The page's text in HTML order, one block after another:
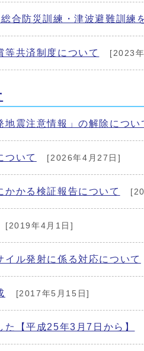
合防災訓練・津波避難訓練
等共済制度について [2023
地震注意情報」の解除につい
ついて [2026年4月27日]
かかる検証報告について
[2019年4月1日]
イル発射に係る対応について
[2017年5月15日]
【平成25年3月7日から】